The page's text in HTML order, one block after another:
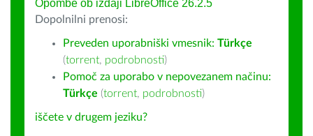
Opombe ob izdaji LibreOffice 26.2.5
Dopolnilni prenosi:
Preveden uporabniški vmesnik: Türkçe
(torrent, podrobnosti)
Pomoč za uporabo v nepovezanem načinu:
Türkçe (torrent, podrobnosti)
iščete v drugem jeziku?